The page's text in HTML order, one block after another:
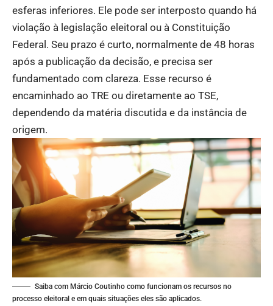
esferas inferiores. Ele pode ser interposto quando há
violação à legislação eleitoral ou à Constituição
Federal. Seu prazo é curto, normalmente de 48 horas
após a publicação da decisão, e precisa ser
fundamentado com clareza. Esse recurso é
encaminhado ao TRE ou diretamente ao TSE,
dependendo da matéria discutida e da instância de
origem.
Saiba com Márcio Coutinho como funcionam os recursos no
processo eleitoral e em quais situações eles são aplicados.